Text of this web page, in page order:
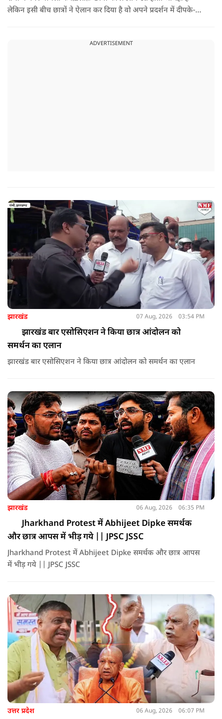
लेकिन इसी बीच छात्रों ने ऐलान कर दिया है वो अपने प्रदर्शन में दीपके-
कैमरे पर छात्रों ने CJP पर क्या सनसीखेज खुलासे किए सुनिए.
ADVERTISEMENT
झारखंड 07 Aug, 2026 03:54 PM
झारखंड बार एसोसिएशन ने किया छात्र आंदोलन को
समर्थन का एलान
झारखंड बार एसोसिएशन ने किया छात्र आंदोलन को समर्थन का एलान
झारखंड 06 Aug, 2026 06:35 PM
Jharkhand Protest में Abhijeet Dipke समर्थक
और छात्र आपस में भीड़ गये || JPSC JSSC
Jharkhand Protest में Abhijeet Dipke समर्थक और छात्र आपस
में भीड़ गये || JPSC JSSC
उत्तर प्रदेश 06 Aug, 2026 06:07 PM